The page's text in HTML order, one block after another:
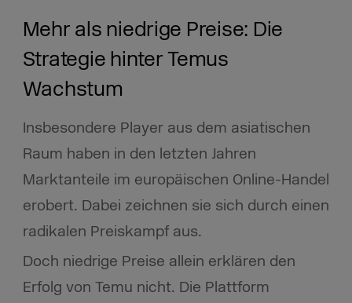
Mehr als niedrige Preise: Die
Strategie hinter Temus
Wachstum
Insbesondere Player aus dem asiatischen
Raum haben in den letzten Jahren
Marktanteile im europäischen Online-Handel
erobert. Dabei zeichnen sie sich durch einen
radikalen Preiskampf aus.
Doch niedrige Preise allein erklären den
Erfolg von Temu nicht. Die Plattform